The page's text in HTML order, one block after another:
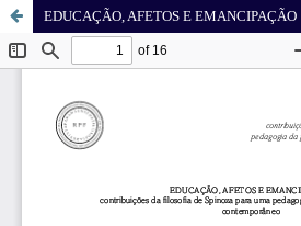
EDUCAÇÃO, AFETOS E EMANCIPAÇÃO